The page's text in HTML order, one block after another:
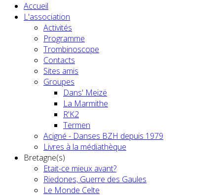
Accueil
L'association
Activités
Programme
Trombinoscope
Contacts
Sites amis
Groupes
Dans' Meizë
La Marmithe
R'K2
Termen
Acigné - Danses BZH depuis 1979
Livres à la médiathèque
Bretagne(s)
Etait-ce mieux avant?
Riedones, Guerre des Gaules
Le Monde Celte